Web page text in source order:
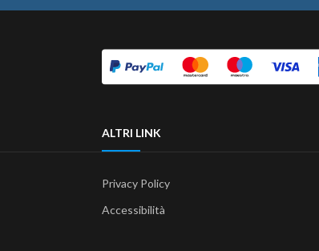
ALTRI LINK
Privacy Policy
Accessibilità